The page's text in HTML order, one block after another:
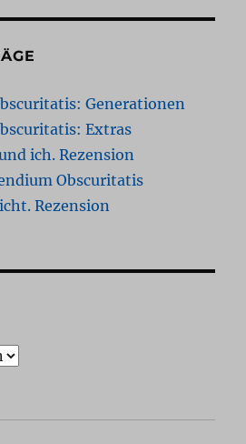
Generationen
Extras
ich. Rezension
Obscuritatis
Rezension